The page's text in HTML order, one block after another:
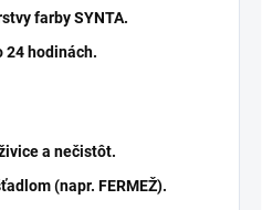
farby SYNTA.
24 hodinách.
a nečistôt.
(napr. FERMEŽ).